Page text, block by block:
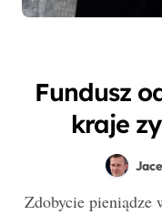
Fundusz
kraje
Zdobycie pieniądze w Unii Europejskiej nie jest łatwe.